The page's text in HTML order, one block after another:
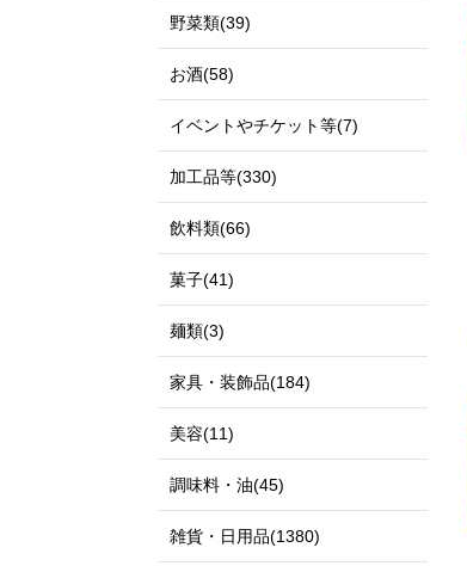
野菜類(39)
お酒(58)
イベントやチケット等(7)
加工品等(330)
飲料類(66)
菓子(41)
麺類(3)
家具・装飾品(184)
美容(11)
調味料・油(45)
雑貨・日用品(1380)